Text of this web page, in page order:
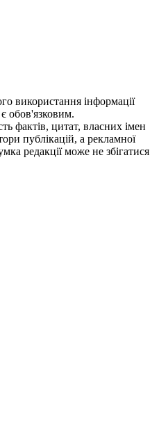
використання iнформацiї
обов'язковим.
фактів, цитат, власних імен
публікацій, а рекламної
редакцiї може не збiгатися